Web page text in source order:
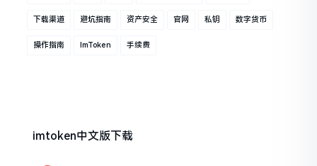
下载渠道 避坑指南 资产安全 官网 私钥 数字货币
操作指南 ImToken 手续费
imtoken中文版下载